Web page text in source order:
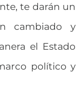
te darán un
cambiado y
el Estado
político y